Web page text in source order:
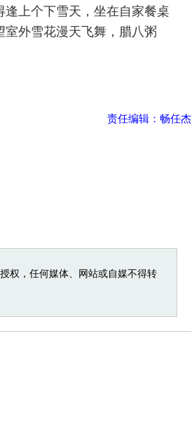
上个下雪天，坐在自家餐桌
外雪花漫天飞舞，腊八粥
责任编辑：畅任杰
权，任何媒体、网站或自媒不得转